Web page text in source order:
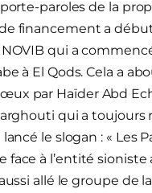
paroles de la
financement a
qui a
à El Qods. Cela a
par Haïder Abd
qui a toujours
le slogan : « Les
face à l’entité
allé le groupe de